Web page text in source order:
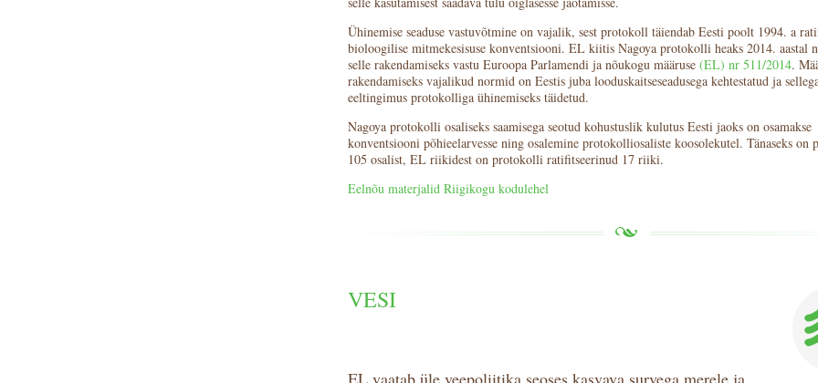
Ühinemise seaduse vastuvõtmine on vajalik, sest protokoll täiendab Eesti poolt 1994. a
bioloogilise mitmekesisuse konventsiooni. EL kiitis Nagoya protokolli heaks 2014. aastal
selle rakendamiseks vastu Euroopa Parlamendi ja nõukogu määruse (EL) nr 511/2014.
rakendamiseks vajalikud normid on Eestis juba looduskaitseseadusega kehtestatud ja
eeltingimus protokolliga ühinemiseks täidetud.
Nagoya protokolli osaliseks saamisega seotud kohustuslik kulutus Eesti jaoks on osamakse
konventsiooni põhieelarvesse ning osalemine protokolliosaliste koosolekutel. Tänaseks
105 osalist, EL riikidest on protokolli ratifitseerinud 17 riiki.
Eelnõu materjalid Riigikogu kodulehel
VESI
EL vaatab üle veepoliitika seoses kasvava survega merele ja